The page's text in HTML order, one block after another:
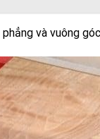
và vuông